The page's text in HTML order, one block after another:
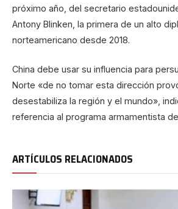
próximo año, del secretario
Antony Blinken, la primera de un alto
norteamericano desde 2018.
China debe usar su influencia para
Norte «de no tomar esta dirección
desestabiliza la región y el mundo»,
referencia al programa armamentista
ARTÍCULOS RELACIONADOS